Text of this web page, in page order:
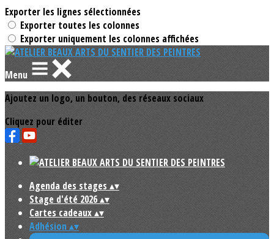
Exporter les lignes sélectionnées
Exporter toutes les colonnes
Exporter uniquement les colonnes affichées
Menu
Ajoutez un logo, un bouton, des réseaux sociaux
Cliquez pour éditer
Agenda des stages ▴▾
Stage d'été 2026▴▾
Cartes cadeaux▴▾
Adhésion▴▾